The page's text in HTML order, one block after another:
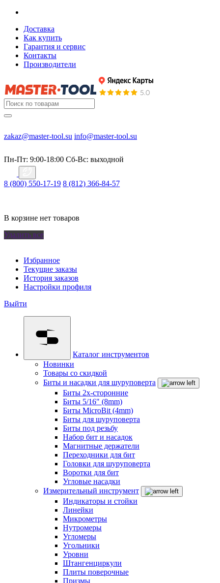
Доставка
Как купить
Гарантия и сервис
Контакты
Производители
zakaz@master-tool.su info@master-tool.su
Пн-Пт: 9:00-18:00 Cб-Вс: выходной
8 (800) 550-17-19 8 (812) 366-84-57
В корзине нет товаров
Удалить все
Избранное
Текущие заказы
История заказов
Настройки профиля
Выйти
Каталог инструментов
Новинки
Товары со скидкой
Биты и насадки для шуруповерта
Биты 2х-сторонние
Биты 5/16" (8mm)
Биты MicroBit (4mm)
Биты для шуруповерта
Биты под резьбу
Набор бит и насадок
Магнитные держатели
Переходники для бит
Головки для шуруповерта
Воротки для бит
Угловые насадки
Измерительный инструмент
Индикаторы и стойки
Линейки
Микрометры
Нутромеры
Угломеры
Угольники
Уровни
Штангенциркули
Плиты поверочные
Призмы